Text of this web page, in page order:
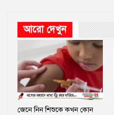
আরো দেখুন
জেনে নিন শিশুকে কখন কোন